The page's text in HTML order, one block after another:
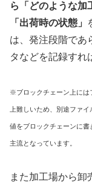
ら「どのような加
「出荷時の状態」
は、発注段階であ
タなどを記録すれ
※ブロックチェーン上には
上難しいため、別途ファ
値をブロックチェーンに
主流となっています。
また加工場から卸